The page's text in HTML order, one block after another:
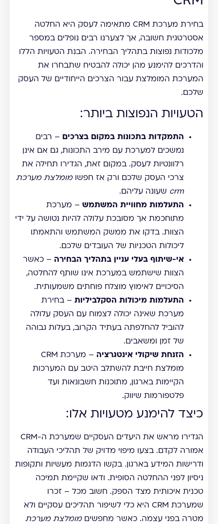
בחירת מערכת CRM מתאימה לעסק היא החלטה
אסטרטגית חשובה, אך לצערנו רבים נופלים במספר
מלכודות נפוצות בתהליך הבחירה. הבנת הטעויות הללו
והדרכים להימנע מהן יכולה להבטיח שתבחרו את
המערכת המומלצת עבור הצרכים הייחודיים של העסק
שלכם.
הטעויות הנפוצות ביותר:
התמקדות בתכונות במקום בצרכים – רבים
נמשכים למערכת עם מירב התכונות, גם אם אינן
רלוונטיות לעסק. במקום זאת, הגדירו תחילה את
צרכי העסק שלכם ורק אז חפשומומלצת מערכת
crm שעונה עליהם.
התעלמות מחוויית המשתמש – מערכת
מתוחכמת אך מסובכת עלולה להיות נטושה על ידי
הצוות. בדקו את ממשק המשתמש והתאמתו
ליכולות הטכניות של העובדים שלכם.
אי-שיתוף בעלי עניין בתהליך הבחירה – כאשר
הצוות שישתמש במערכת אינו שותף להחלטה,
הסיכויים לאימוץ מוצלח פוחתים משמעותית.
התעלמות מיכולות הסקלביליות – בחירת
מערכת שאינה יכולה לצמוח עם העסק עלולה
להוביל להחלפתה בעתיד הקרוב, בעלות גבוהה
של זמן ומשאבים.
הזנחת שיקולי אינטגרציה
– מערכת CRM
מומלצת חייבת להשתלב היטב עם המערכות
הקיימות בארגון, מתוכנות חשבונאות ועד
פלטפורמות שיווק.
כיצד להימנע מטעויות אלו:
הגדירו מראש את היעדים העסקיים שמערכת ה-CRM
אמורה לקדם. בצעו מיפוי מדויק של תהליכי העבודה
ודרישות המידע בארגון. בקשו הדגמות מעשיות ותקופות
ניסיון לפני ההחלטה הסופית. ודאו שקיימת תמיכה
טכנית איכותית מצד הספק. חשוב מכל – זכרו
שמערכת CRM היא כלי לשיפור תהליכים עסקיים ולא
מטרה בפני עצמה. כאשר מחפשיםמומלצת מערכת